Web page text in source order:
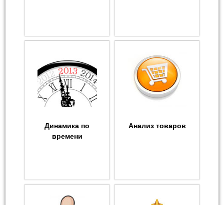
Динамика по
времени
Анализ товаров